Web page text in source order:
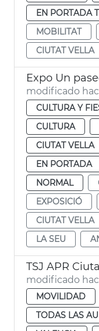
EN PORTADA
MOBILITAT
CIUTAT VELLA
Expo Un
modificado
CULTURA Y
CULTURA
CIUTAT VELLA
EN PORTADA
NORMAL
EXPOSICIÓ
CIUTAT VELLA
LA SEU
TSJ APR
modificado
MOVILIDAD
TODAS LAS